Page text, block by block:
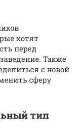
хотят
перед
Также
с новой
сферу
тип